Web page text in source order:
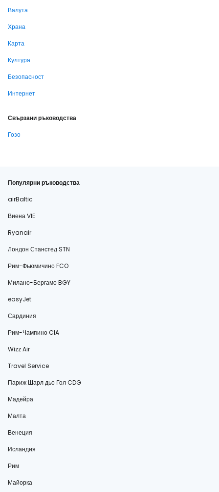
Валута
Храна
Карта
Култура
Безопасност
Интернет
Свързани ръководства
Гозо
Популярни ръководства
airBaltic
Виена VIE
Ryanair
Лондон Станстед STN
Рим-Фьюмичино FCO
Милано-Бергамо BGY
easyJet
Сардиния
Рим-Чампино CIA
Wizz Air
Travel Service
Париж Шарл дьо Гол CDG
Мадейра
Малта
Венеция
Исландия
Рим
Майорка